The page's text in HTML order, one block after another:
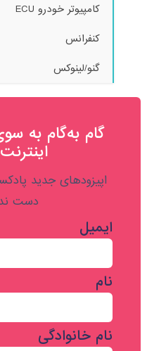
کامپیوتر خودرو ECU
کنفرانس
گنو/لینوکس
گام به‌گام به‌
اپیزودهای جدید
دست
ایمیل
نام
نام خانوادگی